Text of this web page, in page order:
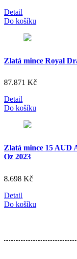
Detail
Do košíku
Zlatá mince Royal
87.871 Kč
Detail
Do košíku
Zlatá mince 15 AUD
Oz 2023
8.698 Kč
Detail
Do košíku